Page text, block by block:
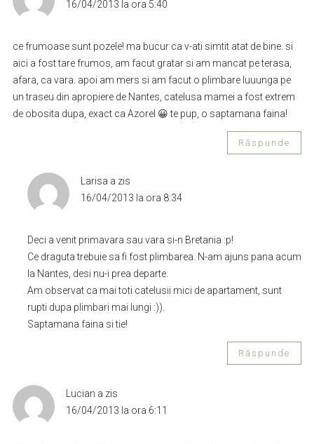
16/04/2013 la ora 5:40
ce frumoase sunt pozele! ma bucur ca v-ati simtit atat de bine. si
aici a fost tare frumos, am facut gratar si am mancat pe terasa,
afara, ca vara. apoi am mers si am facut o plimbare luuunga pe
un traseu din apropiere de Nantes, catelusa mamei a fost extrem
de obosita dupa, exact ca Azorel 😀 te pup, o saptamana faina!
Răspunde
Larisa a zis
16/04/2013 la ora 8:34
Deci a venit primavara sau vara si-n Bretania :p!
Ce draguta trebuie sa fi fost plimbarea. N-am ajuns pana acum
la Nantes, desi nu-i prea departe.
Am observat ca mai toti catelusii mici de apartament, sunt
rupti dupa plimbari mai lungi :)).
Saptamana faina si tie!
Răspunde
Lucian a zis
16/04/2013 la ora 6:11